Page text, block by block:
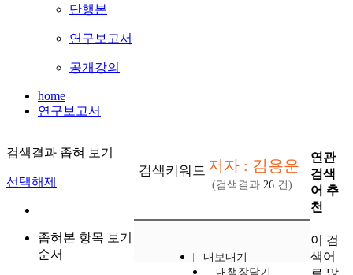
단행본
연구보고서
공개강의
home
연구보고서
검색결과 좁혀 보기
선택해제
좁혀본 항목 보기
순서
검색키워드 저자 : 김용운
(검색결과 26 건)
내보내기
내책장담기
연관
검색
어 추
천
이 검
색어